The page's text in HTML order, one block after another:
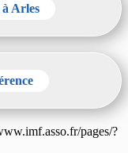
Arles
pages/?